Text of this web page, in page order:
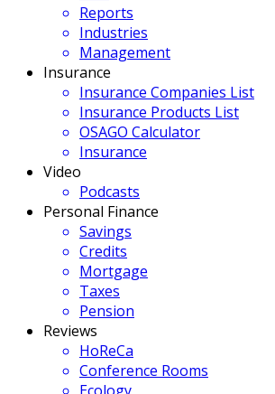
Reports
Industries
Management
Insurance
Insurance Companies List
Insurance Products List
OSAGO Calculator
Insurance
Video
Podcasts
Personal Finance
Savings
Credits
Mortgage
Taxes
Pension
Reviews
HoReCa
Conference Rooms